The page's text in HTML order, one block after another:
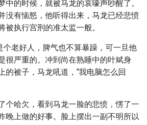
中的时候，就被马龙的哀嚎声吵醒了。
没有恼怒，他听得出来，马龙已经悲愤
被执行宫刑的准太监一般。
个老好人，脾气也不算暴躁，可一旦他
很严重的。冲到尚在熟睡中的叶斌身
的被子，马龙吼道，“我电脑怎么回
个哈欠，看到马龙一脸的悲愤，愣了一
晚上做的好事。脸上摆出一副不明所以